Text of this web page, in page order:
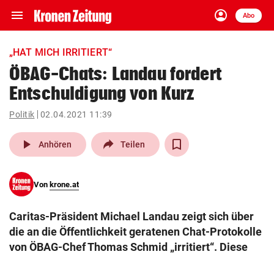
menu Navigation
ein-/ausklappen
account_circle
Anmelden
Abo
close Schließen
account_circle Anmelden
arrow_right
pin_drop
Wien arrow_right
search
eingeben
„HAT MICH IRRITIERT“
ÖBAG-Chats: Landau fordert
Entschuldigung von Kurz
Politik 02.04.2021 11:39
play_arrow Anhören Teilen
Von krone.at
Caritas-Präsident Michael Landau zeigt sich über
die an die Öffentlichkeit geratenen Chat-Protokolle
von ÖBAG-Chef Thomas Schmid „irritiert“. Diese